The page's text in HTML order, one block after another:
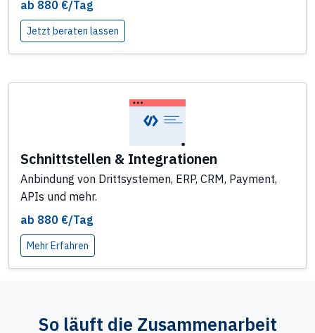
ab 880 €/Tag
Jetzt beraten lassen
Schnittstellen & Integrationen
Anbindung von Drittsystemen, ERP, CRM, Payment,
APIs und mehr.
ab 880 €/Tag
Mehr Erfahren
So läuft die Zusammenarbeit